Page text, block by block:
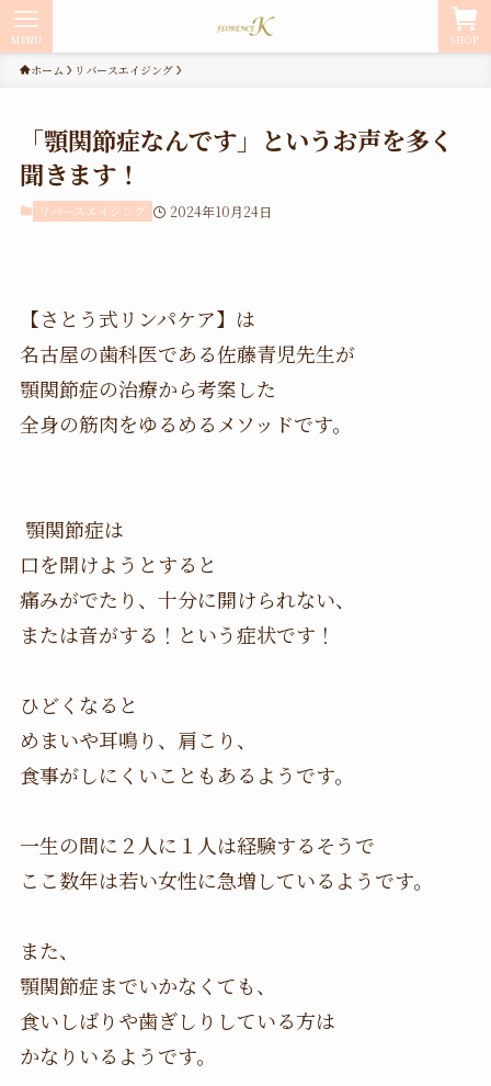
SHOP
MENU
ホーム リバースエイジング
「顎関節症なんです」というお声を多く
聞きます！
リバースエイジング 2024年10月24日
【さとう式リンパケア】は
名古屋の歯科医である佐藤青児先生が
顎関節症の治療から考案した
全身の筋肉をゆるめるメソッドです。
顎関節症は
口を開けようとすると
痛みがでたり、十分に開けられない、
または音がする！という症状です！
ひどくなると
めまいや耳鳴り、肩こり、
食事がしにくいこともあるようです。
一生の間に２人に１人は経験するそうで
ここ数年は若い女性に急増しているようです。
また、
顎関節症までいかなくても、
食いしばりや歯ぎしりしている方は
かなりいるようです。